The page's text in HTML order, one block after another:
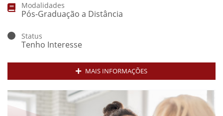
Modalidades
Pós-Graduação a Distância
Status
Tenho Interesse
MAIS INFORMAÇÕES